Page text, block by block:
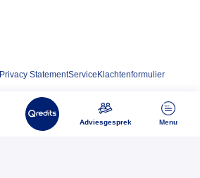
Adviesgesprek Menu
Privacy StatementService Klachtenformulier